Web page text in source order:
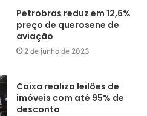
Petrobras reduz em 12,6%
preço de querosene de
aviação
2 de junho de 2023
Caixa realiza leilões de
imóveis com até 95% de
desconto